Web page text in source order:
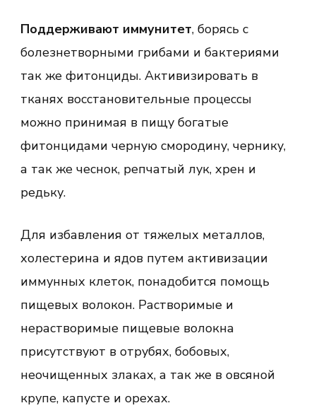
Поддерживают иммунитет, борясь с
болезнетворными грибами и бактериями
так же фитонциды. Активизировать в
тканях восстановительные процессы
можно принимая в пищу богатые
фитонцидами черную смородину, чернику,
а так же чеснок, репчатый лук, хрен и
редьку.
Для избавления от тяжелых металлов,
холестерина и ядов путем активизации
иммунных клеток, понадобится помощь
пищевых волокон. Растворимые и
нерастворимые пищевые волокна
присутствуют в отрубях, бобовых,
неочищенных злаках, а так же в овсяной
крупе, капусте и орехах.